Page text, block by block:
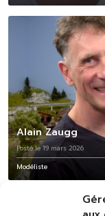
Alain Zaugg
Posté le 19 mars 2026
Modéliste